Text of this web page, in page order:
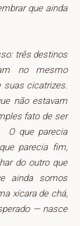
que ainda
três destinos
no mesmo
suas cicatrizes.
não estavam
fato de ser
O que parecia
parecia fim,
do outro que
ainda somos
xícara de chá,
— nasce